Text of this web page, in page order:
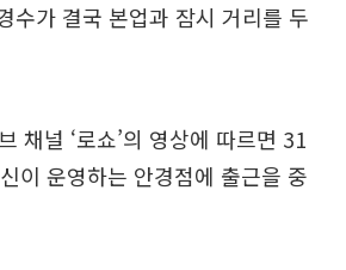
수가 결국 본업과 잠시 거리를 두
채널 ‘로쇼’의 영상에 따르면 31
이 운영하는 안경점에 출근을 중